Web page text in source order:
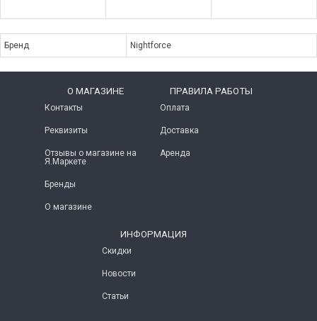
Бренд Nightforce
O МАГАЗИНЕ
Контакты
Реквизиты
Отзывы о магазине на
Я.Маркете
Бренды
О магазине
ПРАВИЛА РАБОТЫ
Оплата
Доставка
Аренда
ИНФОРМАЦИЯ
Скидки
Новости
Статьи